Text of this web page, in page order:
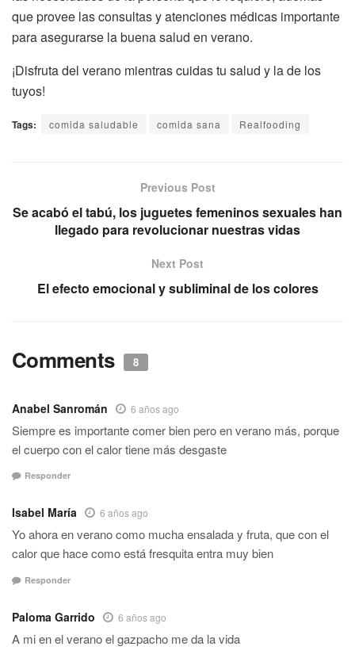
que provee las consultas y atenciones médicas importante
para asegurarse la buena salud en verano.
¡Disfruta del verano mientras cuidas tu salud y la de los
tuyos!
Tags: comida saludable comida sana Realfooding
Previous Post
Se acabó el tabú, los juguetes femeninos sexuales han
llegado para revolucionar nuestras vidas
Next Post
El efecto emocional y subliminal de los colores
Comments 8
Anabel Sanromán 6 años ago
Siempre es importante comer bien pero en verano más, porque
el cuerpo con el calor tiene más desgaste
Responder
Isabel María 6 años ago
Yo ahora en verano como mucha ensalada y fruta, que con el
calor que hace como está fresquita entra muy bien
Responder
Paloma Garrido 6 años ago
A mi en el verano el gazpacho me da la vida